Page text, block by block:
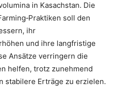
in Kasachstan. Die
soll den
ihr
und ihre langfristige
Ansätze verringern die
helfen, trotz zunehmend
stabilere Erträge zu erzielen.